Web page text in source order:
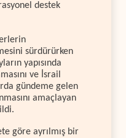
destek
sürdürürken
yapısında
ve İsrail
gündeme gelen
amaçlayan
göre ayrılmış bir